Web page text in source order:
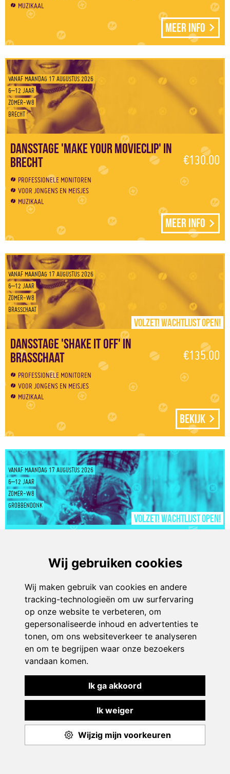
MUZIKAAL
Meer info
VANAF MAANDAG 17 AUGUSTUS 2026
6–12 JAAR
ZOMER-W8
BRECHT
Dansstage 'Make your movieclip' in
Brecht
€130.00
PROFESSIONELE MONITOREN
VOOR JONGENS EN MEISJES
MUZIKAAL
Meer info
VANAF MAANDAG 17 AUGUSTUS 2026
6–12 JAAR
ZOMER-W8
BRASSCHAAT
Volzet! Wachtlijst open!
Dansstage 'Shake it off' in
Brasschaat
€135.00
PROFESSIONELE MONITOREN
VOOR JONGENS EN MEISJES
MUZIKAAL
Bekijk
VANAF MAANDAG 17 AUGUSTUS 2026
6–12 JAAR
ZOMER-W8
GROBBENDONK
Volzet! Wachtlijst open!
VOOR JONGENS EN MEISJES
VANAF MAANDAG 17 AUGUSTUS 2026
6–12 JAAR
KASTERLEE
Glitter & Dancestage 'Disco Dancing'
in Kasterlee
€130.00